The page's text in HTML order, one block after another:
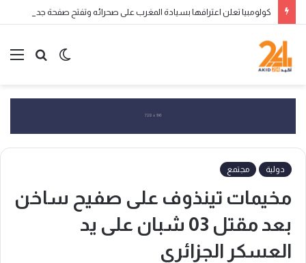
بحث
الوضع
دولية مجتمع
مخيمات تينذوف على صفيح ساخن
بعد مقتل 03 شبان على يد
العسكر الجزائري